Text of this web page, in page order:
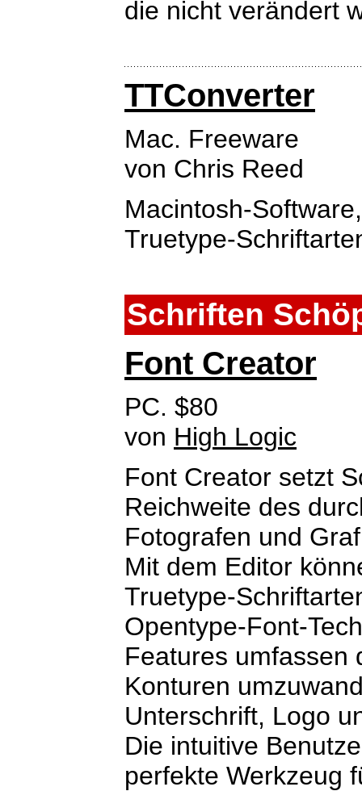
die nicht verändert
TTConverter
Mac. Freeware
von Chris Reed
Macintosh-
Truetype-
Schriften
Font Creator
PC. $80
von High Logic
Font Creator setzt
Reichweite des
Fotografen und
Mit dem Editor
Truetype-
Opentype-Font-
Features umfassen
Konturen
Unterschrift, Logo
Die intuitive
perfekte Werkzeug